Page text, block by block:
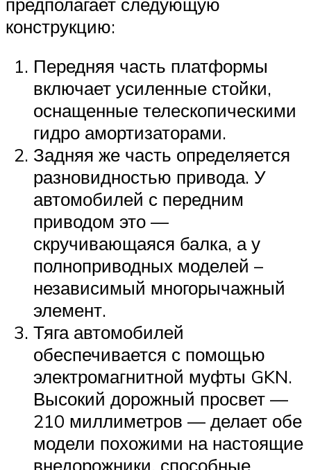
конструкцию:
Передняя часть платформы
включает усиленные стойки,
оснащенные телескопическими
гидро амортизаторами.
Задняя же часть определяется
разновидностью привода. У
автомобилей с передним
приводом это —
скручивающаяся балка, а у
полноприводных моделей –
независимый многорычажный
элемент.
Тяга автомобилей
обеспечивается с помощью
электромагнитной муфты GKN.
Высокий дорожный просвет —
210 миллиметров — делает обе
модели похожими на настоящие
внедорожники, способные